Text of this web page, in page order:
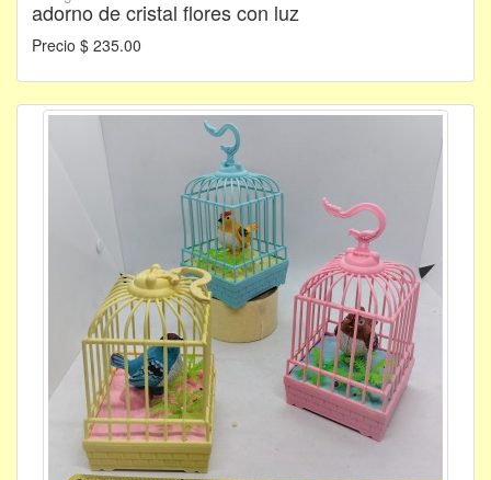
adorno de cristal flores con luz
Precio $ 235.00